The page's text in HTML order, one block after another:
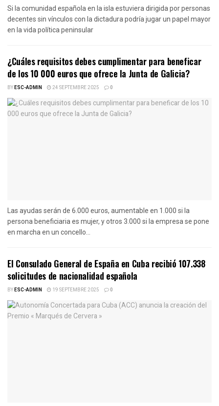
Si la comunidad española en la isla estuviera dirigida por personas
decentes sin vínculos con la dictadura podría jugar un papel mayor
en la vida política peninsular
¿Cuáles requisitos debes cumplimentar para beneficar
de los 10 000 euros que ofrece la Junta de Galicia?
BYESC-ADMIN 24 SEPTEMBRE 2025 0
Las ayudas serán de 6.000 euros, aumentable en 1.000 si la
persona beneficiaria es mujer, y otros 3.000 si la empresa se pone
en marcha en un concello...
El Consulado General de España en Cuba recibió 107.338
solicitudes de nacionalidad española
BYESC-ADMIN 19 SEPTEMBRE 2025 0